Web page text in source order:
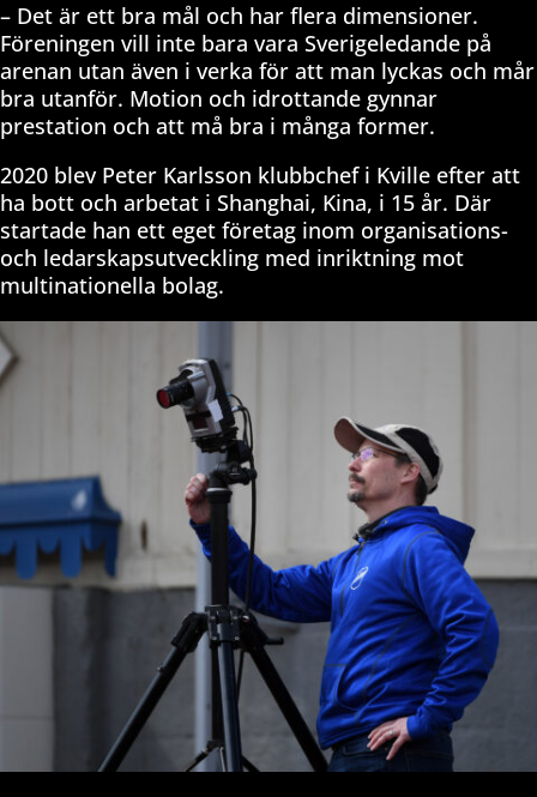
– Det är ett bra mål och har flera dimensioner.
Föreningen vill inte bara vara Sverigeledande på
arenan utan även i verka för att man lyckas och mår
bra utanför. Motion och idrottande gynnar
prestation och att må bra i många former.
2020 blev Peter Karlsson klubbchef i Kville efter att
ha bott och arbetat i Shanghai, Kina, i 15 år. Där
startade han ett eget företag inom organisations-
och ledarskapsutveckling med inriktning mot
multinationella bolag.